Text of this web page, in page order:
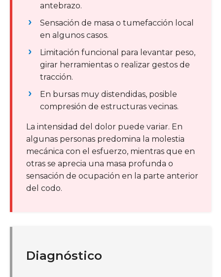
antebrazo.
Sensación de masa o tumefacción local
en algunos casos.
Limitación funcional para levantar peso,
girar herramientas o realizar gestos de
tracción.
En bursas muy distendidas, posible
compresión de estructuras vecinas.
La intensidad del dolor puede variar. En
algunas personas predomina la molestia
mecánica con el esfuerzo, mientras que en
otras se aprecia una masa profunda o
sensación de ocupación en la parte anterior
del codo.
Diagnóstico